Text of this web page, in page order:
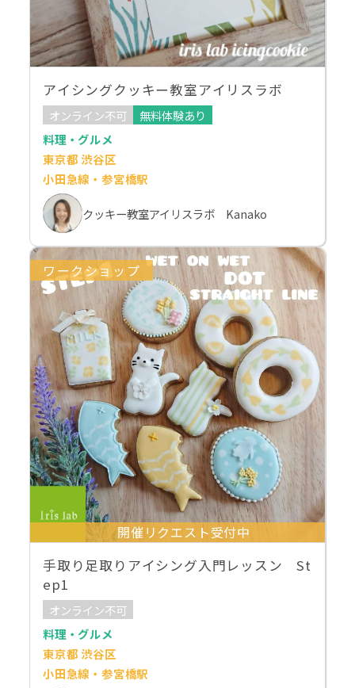
アイシングクッキー教室アイリスラボ
オンライン不可
無料体験あり
料理・グルメ
東京都 渋谷区
小田急線・参宮橋駅
クッキー教室アイリスラボ Kanako
ワークショップ
開催リクエスト受付中
手取り足取りアイシング入門レッスン St
ep1
オンライン不可
料理・グルメ
東京都 渋谷区
小田急線・参宮橋駅